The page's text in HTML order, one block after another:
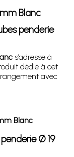
Blanc
penderie
s’adresse à
dédié à cet
avec
Blanc
Ø 19